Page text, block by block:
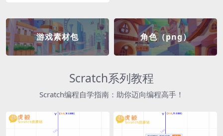
游戏素材包 角色（png）
Scratch系列教程
Scratch编程自学指南：助你迈向编程高手！